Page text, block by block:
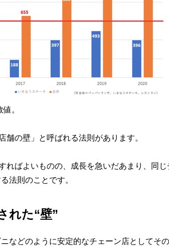
。
の壁」と呼ばれる法則があります。
ばよいものの、成長を急いだあまり、同じ
法則のことです。
れた“壁”
などのように安定的なチェーン店としてそ